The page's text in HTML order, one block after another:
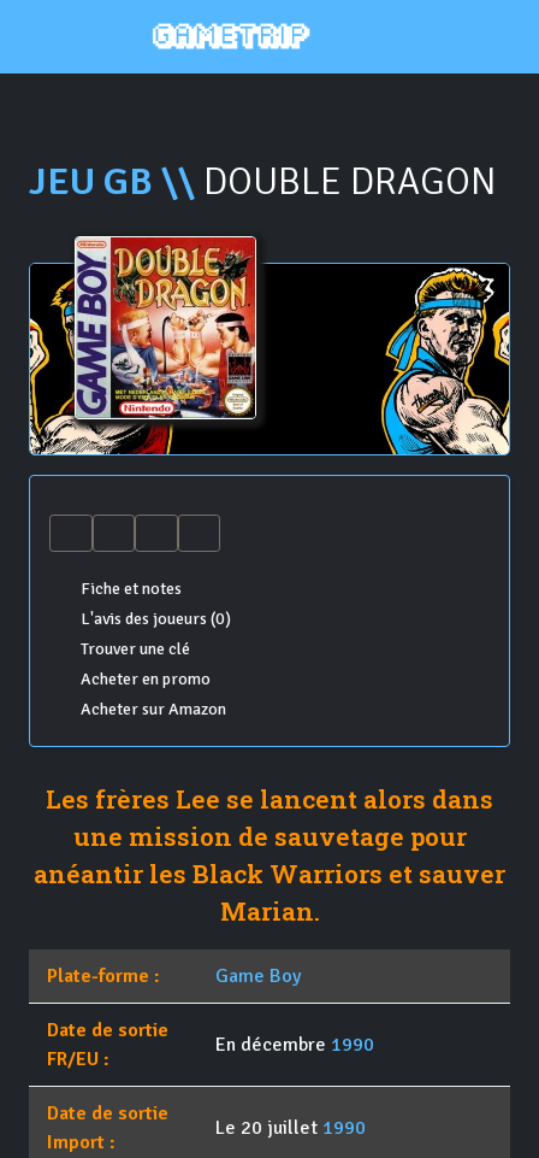
JEU GB \\ DOUBLE DRAGON
Fiche et notes
L'avis des joueurs (0)
Trouver une clé
Acheter en promo
Acheter sur Amazon
Les frères Lee se lancent alors dans
une mission de sauvetage pour
anéantir les Black Warriors et sauver
Marian.
Plate-forme : Game Boy
Date de sortie
FR/EU :
En décembre 1990
Date de sortie
Import :
Le 20 juillet 1990